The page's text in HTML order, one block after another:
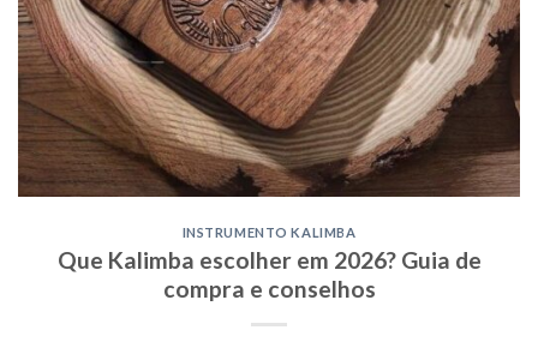
INSTRUMENTO KALIMBA
Que Kalimba escolher em 2026? Guia de
compra e conselhos